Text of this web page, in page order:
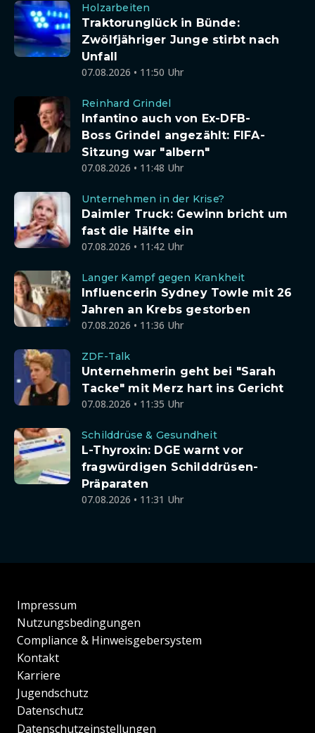
Holzarbeiten
Traktorunglück in Bünde:
Zwölfjähriger Junge stirbt nach
Unfall
07.08.2026 • 11:50 Uhr
Reinhard Grindel
Infantino auch von Ex-DFB-
Boss Grindel angezählt: FIFA-
Sitzung war "albern"
07.08.2026 • 11:48 Uhr
Unternehmen in der Krise?
Daimler Truck: Gewinn bricht um
fast die Hälfte ein
07.08.2026 • 11:42 Uhr
Langer Kampf gegen Krankheit
Influencerin Sydney Towle mit 26
Jahren an Krebs gestorben
07.08.2026 • 11:36 Uhr
ZDF-Talk
Unternehmerin geht bei "Sarah
Tacke" mit Merz hart ins Gericht
07.08.2026 • 11:35 Uhr
Schilddrüse & Gesundheit
L-Thyroxin: DGE warnt vor
fragwürdigen Schilddrüsen-
Präparaten
07.08.2026 • 11:31 Uhr
Impressum
Nutzungsbedingungen
Compliance & Hinweisgebersystem
Kontakt
Karriere
Jugendschutz
Datenschutz
Datenschutzeinstellungen